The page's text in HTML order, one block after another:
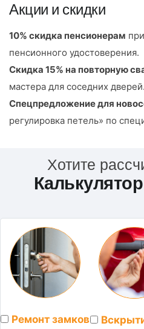
Акции и скидки
10% скидка пенсионерам
пенсионного удостоверения.
Скидка 15% на повторную
мастера для соседних дверей.
Спецпредложение для
регулировка петель» по
Хотите
Ремонт замков